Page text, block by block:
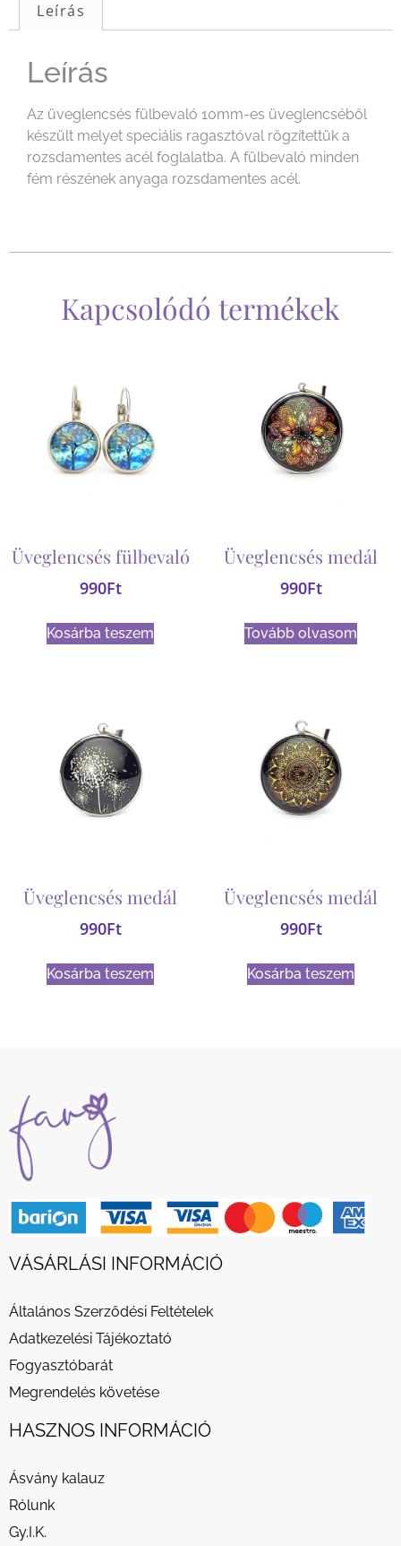
Leírás
Leírás
Az üveglencsés fülbevaló 10mm-es üveglencséből
készült melyet speciális ragasztóval rögzítettük a
rozsdamentes acél foglalatba. A fülbevaló minden
fém részének anyaga rozsdamentes acél.
Kapcsolódó termékek
Üveglencsés fülbevaló
990Ft
Kosárba teszem
Üveglencsés medál
990Ft
Tovább olvasom
Üveglencsés medál
990Ft
Kosárba teszem
Üveglencsés medál
990Ft
Kosárba teszem
VÁSÁRLÁSI INFORMÁCIÓ
Általános Szerződési Feltételek
Adatkezelési Tájékoztató
Fogyasztóbarát
Megrendelés követése
HASZNOS INFORMÁCIÓ
Ásvány kalauz
Rólunk
Gy.I.K.